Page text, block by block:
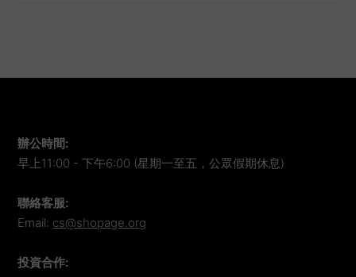
辦公時間:
早上11:00 - 下午6:00 (星期一至五，公眾假期休息)
聯絡客服:
Email: cs@shopage.org
投資合作: